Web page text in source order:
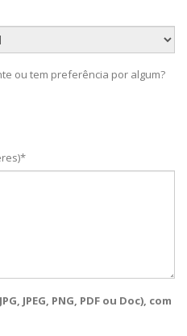
ou tem preferência por algum?
JPEG, PNG, PDF ou Doc), com